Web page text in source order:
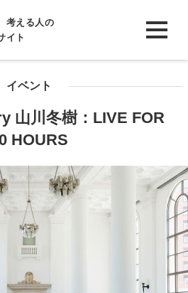
考える人の
イト
イベント
山川冬樹：LIVE FOR
HOURS